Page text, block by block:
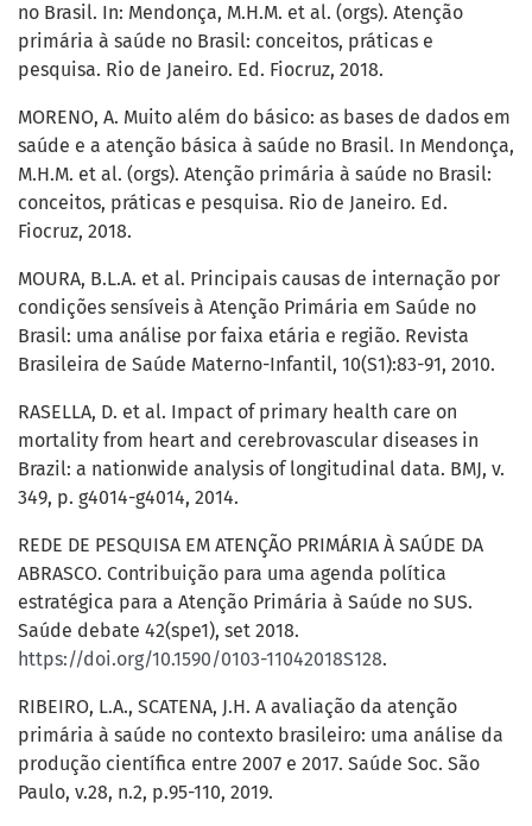
no Brasil. In: Mendonça, M.H.M. et al. (orgs). Atenção
primária à saúde no Brasil: conceitos, práticas e
pesquisa. Rio de Janeiro. Ed. Fiocruz, 2018.
MORENO, A. Muito além do básico: as bases de dados em
saúde e a atenção básica à saúde no Brasil. In Mendonça,
M.H.M. et al. (orgs). Atenção primária à saúde no Brasil:
conceitos, práticas e pesquisa. Rio de Janeiro. Ed.
Fiocruz, 2018.
MOURA, B.L.A. et al. Principais causas de internação por
condições sensíveis à Atenção Primária em Saúde no
Brasil: uma análise por faixa etária e região. Revista
Brasileira de Saúde Materno-Infantil, 10(S1):83-91, 2010.
RASELLA, D. et al. Impact of primary health care on
mortality from heart and cerebrovascular diseases in
Brazil: a nationwide analysis of longitudinal data. BMJ, v.
349, p. g4014-g4014, 2014.
REDE DE PESQUISA EM ATENÇÃO PRIMÁRIA À SAÚDE DA
ABRASCO. Contribuição para uma agenda política
estratégica para a Atenção Primária à Saúde no SUS.
Saúde debate 42(spe1), set 2018.
https://doi.org/10.1590/0103-11042018S128.
RIBEIRO, L.A., SCATENA, J.H. A avaliação da atenção
primária à saúde no contexto brasileiro: uma análise da
produção científica entre 2007 e 2017. Saúde Soc. São
Paulo, v.28, n.2, p.95-110, 2019.